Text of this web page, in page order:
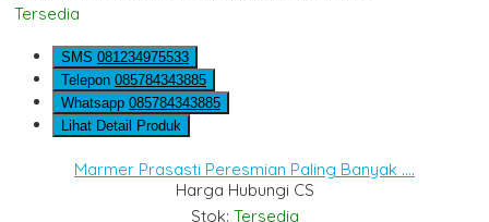
Tersedia
SMS 081234975533
Telepon 085784343885
Whatsapp 085784343885
Lihat Detail Produk
Marmer Prasasti Peresmian Paling Banyak ....
Harga Hubungi CS
Stok: Tersedia